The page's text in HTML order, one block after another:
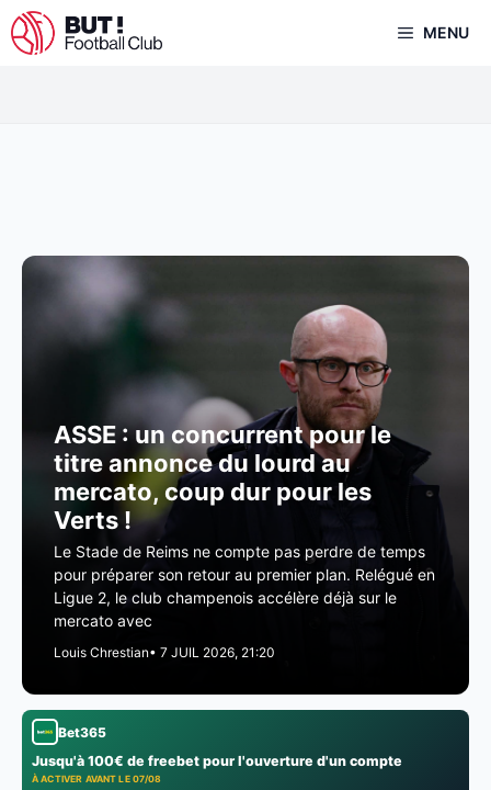
Aller
au
MENU
ASSE : un concurrent pour le
titre annonce du lourd au
mercato, coup dur pour les
Verts !
Le Stade de Reims ne compte pas perdre de temps
pour préparer son retour au premier plan. Relégué en
Ligue 2, le club champenois accélère déjà sur le
mercato avec
Louis Chrestian• 7 JUIL 2026, 21:20
Bet365
Jusqu'à 100€ de freebet pour l'ouverture d'un compte
À ACTIVER AVANT LE 07/08